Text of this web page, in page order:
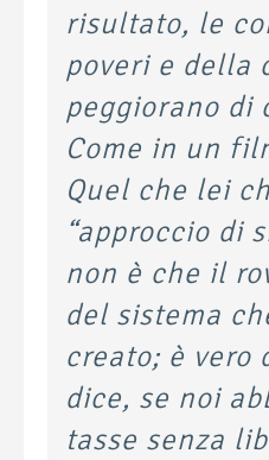
risultato, le
poveri e della
peggiorano di
Come in un
Quel che lei
“approccio di
non è che il
del sistema
creato; è vero
dice, se noi
tasse senza